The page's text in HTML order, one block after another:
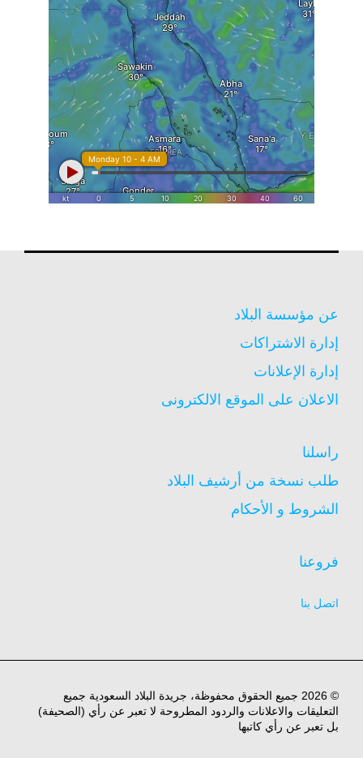
عن مؤسسة البلاد
إدارة الاشتراكات
إدارة الإعلانات
الاعلان على الموقع الالكترونى
راسلنا
طلب نسخة من أرشيف البلاد
الشروط و الأحكام
فروعنا
اتصل بنا
© 2026 جميع الحقوق محفوظة، جريدة البلاد السعودية جميع
التعليقات والاعلانات والردود المطروحة لا تعبر عن رأي (الصحيفة)
بل تعبر عن رأي كاتبها